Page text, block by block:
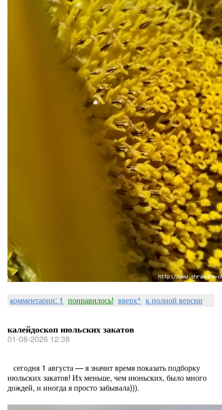
комментарии: 1 понравилось! вверх^ к полной версии
калейдоскоп июльских закатов
01-08-2026 12:38
сегодня 1 августа — я значит время показать подборку
июльских закатов! Их меньше, чем июньских, было много
дождей, и иногда я просто забывала))).